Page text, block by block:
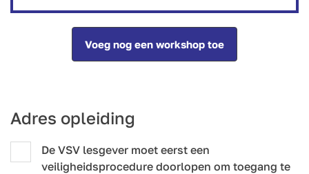
Voeg nog een workshop toe
Adres opleiding
De VSV lesgever moet eerst een
veiligheidsprocedure doorlopen om toegang te